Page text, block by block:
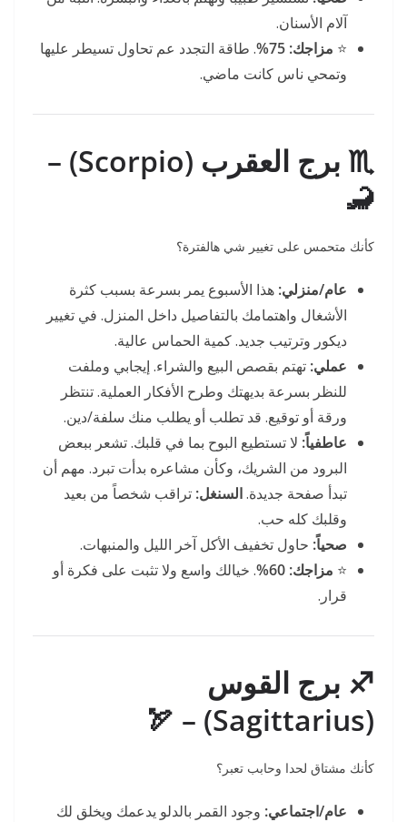
آلام الأسنان.
⭐ مزاجك: 75%
. طاقة التجدد عم تحاول تسيطر عليها
وتمحي ناس كانت ماضي.
♏ برج العقرب (Scorpio) –
🦂
كأنك متحمس على تغيير شي هالفترة؟
عام/منزلي: هذا الأسبوع يمر بسرعة بسبب كثرة
الأشغال واهتمامك بالتفاصيل داخل المنزل. في تغيير
ديكور وترتيب جديد. كمية الحماس عالية.
عملي: تهتم بقصص البيع والشراء. إيجابي وملفت
للنظر بسرعة بديهتك وطرح الأفكار العملية. تنتظر
ورقة أو توقيع. قد تطلب أو يطلب منك سلفة/دين.
عاطفياً: لا تستطيع البوح بما في قلبك. تشعر ببعض
البرود من الشريك، وكأن مشاعره بدأت تبرد. مهم أن
تبدأ صفحة جديدة.السنغل: تراقب شخصاً من بعيد
وقلبك كله حب.
صحياً: حاول تخفيف الأكل آخر الليل والمنبهات.
⭐ مزاجك: 60%
. خيالك واسع ولا تثبت على فكرة أو
قرار.
♐ برج القوس
(Sagittarius) – 🏹
كأنك مشتاق لحدا وحابب تعبر؟
عام/اجتماعي: وجود القمر بالدلو يدعمك ويخلق لك